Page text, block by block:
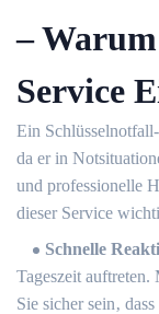
–
Service
Ein
da er in
und professionelle
dieser Service
Schnelle
Tageszeit
Sie sicher sein‚